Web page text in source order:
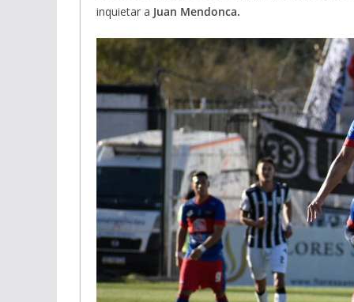
inquietar a Juan Mendonca.